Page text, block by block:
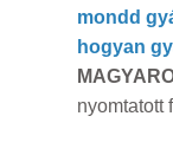
mondd
hogyan
nyomtatott